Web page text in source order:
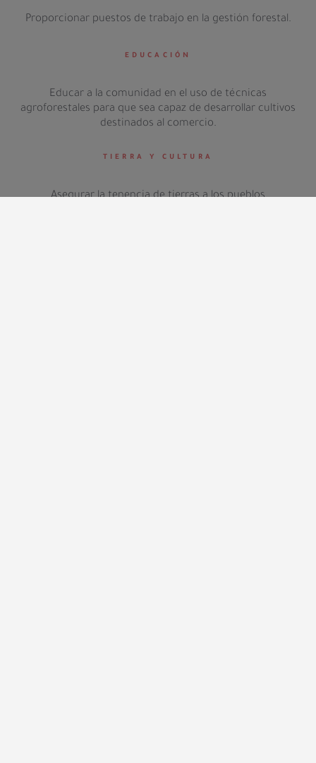
Proporcionar puestos de trabajo en la gestión forestal.
EDUCACIÓN
Educar a la comunidad en el uso de técnicas
agroforestales para que sea capaz de desarrollar cultivos
destinados al comercio.
TIERRA Y CULTURA
Asegurar la tenencia de tierras a los pueblos